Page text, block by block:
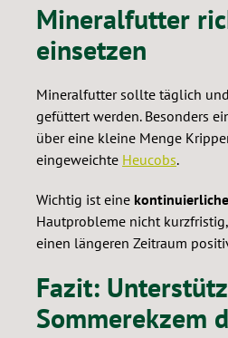
Mineralfutter
einsetzen
Mineralfutter sollte täglich
gefüttert werden. Besonders
über eine kleine Menge
eingeweichte Heucobs.
Wichtig ist eine
Hautprobleme nicht
einen längeren Zeitraum
Fazit:
Sommerekzem